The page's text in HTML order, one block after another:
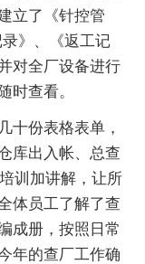
立了《针控管
》、《返工记
对全厂设备进行
时查看。
十份表格表单，
库出入帐、总查
训加讲解，让所
体员工了解了查
成册，按照日常
年的查厂工作确